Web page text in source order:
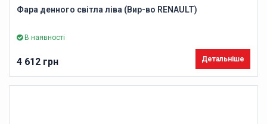
Фара денного світла ліва (Вир-во RENAULT)
В наявності
4 612 грн Детальніше